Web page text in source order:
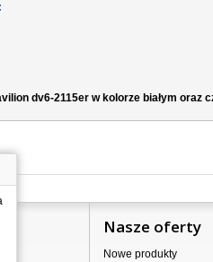
dv6-2115er w kolorze białym oraz
Nasze oferty
Nowe produkty